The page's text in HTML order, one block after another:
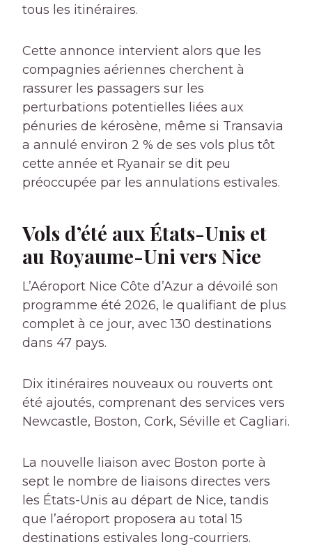
tous les itinéraires.
Cette annonce intervient alors que les
compagnies aériennes cherchent à
rassurer les passagers sur les
perturbations potentielles liées aux
pénuries de kérosène, même si Transavia
a annulé environ 2 % de ses vols plus tôt
cette année et Ryanair se dit peu
préoccupée par les annulations estivales.
Vols d’été aux États-Unis et
au Royaume-Uni vers Nice
L’Aéroport Nice Côte d’Azur a dévoilé son
programme été 2026, le qualifiant de plus
complet à ce jour, avec 130 destinations
dans 47 pays.
Dix itinéraires nouveaux ou rouverts ont
été ajoutés, comprenant des services vers
Newcastle, Boston, Cork, Séville et Cagliari.
La nouvelle liaison avec Boston porte à
sept le nombre de liaisons directes vers
les États-Unis au départ de Nice, tandis
que l’aéroport proposera au total 15
destinations estivales long-courriers.